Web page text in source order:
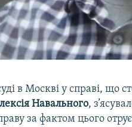
в Москві у справі, що
Навального,
за фактом цього